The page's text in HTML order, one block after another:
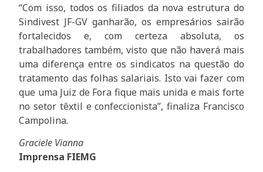
“Com isso, todos os filiados da nova estrutura do
Sindivest JF-GV ganharão, os empresários sairão
fortalecidos e, com certeza absoluta, os
trabalhadores também, visto que não haverá mais
uma diferença entre os sindicatos na questão do
tratamento das folhas salariais. Isto vai fazer com
que uma Juiz de Fora fique mais unida e mais forte
no setor têxtil e confeccionista”, finaliza Francisco
Campolina.
Graciele Vianna
Imprensa FIEMG